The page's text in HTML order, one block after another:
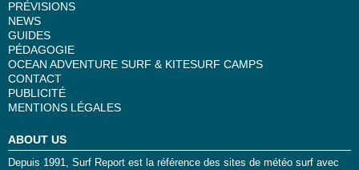
PRÉVISIONS
NEWS
GUIDES
PÉDAGOGIE
OCEAN ADVENTURE SURF & KITESURF CAMPS
CONTACT
PUBLICITÉ
MENTIONS LÉGALES
ABOUT US
Depuis 1991, Surf Report est la référence des sites de météo surf avec